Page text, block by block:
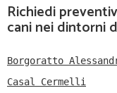
Richiedi
cani nei dintorni
Borgoratto
Casal Cermelli